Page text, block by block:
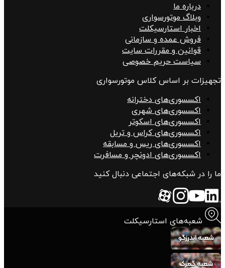
درباره ما
وبلاگ موتورسواری
اخبار استارسیکلت
فروش عمده و سازمانی
قوانین و مقررات سایت
سیاست حریم خصوصی
تجهیزات بر اساس کلاس موتورسواری
اکسسوری‌های دخترانه
اکسسوری‌های شهری
اکسسوری‌های اسکوتر
اکسسوری‌های کراس و تریل
اکسسوری‌های ریس و مسابقه
اکسسوری‌های ادونچر و مسافرت
ما را در شبکه‌های اجتماعی دنبال کنید
شعبه‌های استارسیکلت